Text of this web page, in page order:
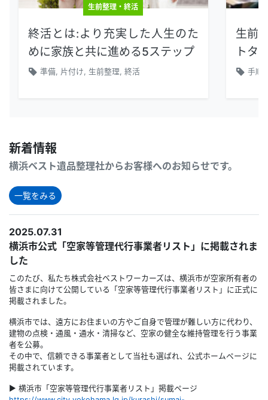
生前整理・終活
終活とは：より充実した人生のた
めに家族と共に進める5ステップ
準備, 片付け, 生前整理, 終活
生前
トタ
手順,
新着情報
横浜ベスト遺品整理社からお客様へのお知らせです。
一覧をみる
2025.07.31
横浜市公式「空家等管理代行事業者リスト」に掲載されま
した
このたび、私たち株式会社ベストワーカーズは、横浜市が空家所有者の
皆さまに向けて公開している「空家等管理代行事業者リスト」に正式に
掲載されました。
横浜市では、遠方にお住まいの方やご自身で管理が難しい方に代わり、
建物の点検・通風・通水・清掃など、空家の健全な維持管理を行う事業
者を公募。
その中で、信頼できる事業者として当社も選ばれ、公式ホームページに
掲載されています。
▶ 横浜市「空家等管理代行事業者リスト」掲載ページ